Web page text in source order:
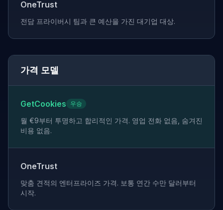
OneTrust
전담 프라이버시 팀과 큰 예산을 가진 대기업 대상.
가격 모델
GetCookies 우승
월 €9부터 투명하고 합리적인 가격. 영업 전화 없음, 숨겨진
비용 없음.
OneTrust
맞춤 견적의 엔터프라이즈 가격. 보통 연간 수만 달러부터
시작.